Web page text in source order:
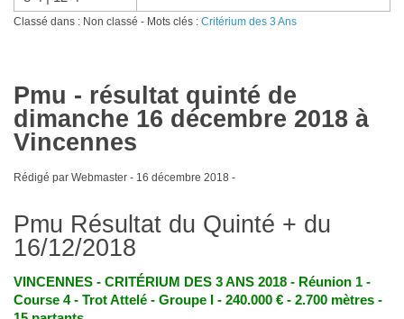
Classé dans : Non classé - Mots clés : Critérium des 3 Ans
Pmu - résultat quinté de
dimanche 16 décembre 2018 à
Vincennes
Rédigé par Webmaster - 16 décembre 2018 -
Pmu Résultat du Quinté + du
16/12/2018
VINCENNES - CRITÉRIUM DES 3 ANS 2018 - Réunion 1 -
Course 4 - Trot Attelé - Groupe I - 240.000 € - 2.700 mètres -